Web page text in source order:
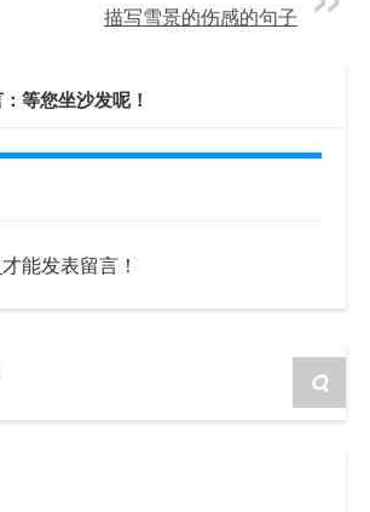
描写雪景的伤感的句子
等您坐沙发呢！
才能发表留言！